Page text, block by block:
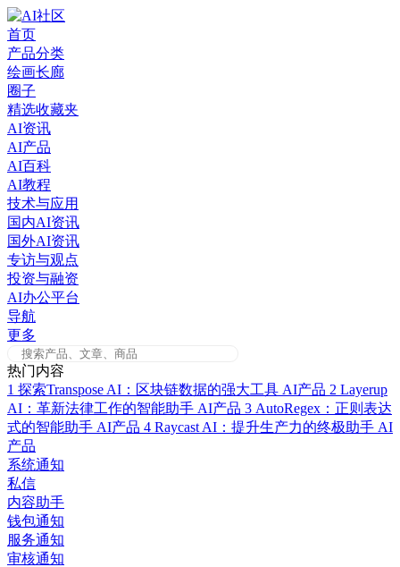
Skip
to
content
首页
产品分类
绘画长廊
圈子
精选收藏夹
AI资讯
AI产品
AI百科
AI教程
技术与应用
国内AI资讯
国外AI资讯
专访与观点
投资与融资
AI办公平台
导航
更多
热门内容
1 探索Transpose AI：区块链数据的强大工具 AI产品 2 Layerup
AI：革新法律工作的智能助手 AI产品 3 AutoRegex：正则表达
式的智能助手 AI产品 4 Raycast AI：提升生产力的终极助手 AI
产品
系统通知
私信
内容助手
钱包通知
服务通知
审核通知